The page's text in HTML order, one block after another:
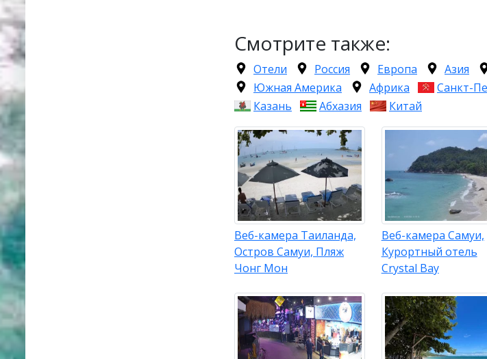
Смотрите также:
Отели Россия Европа Азия
Южная Америка
Африка Санкт-
Казань
Абхазия Китай
Веб-камера Таиланда,
Остров Самуи, Пляж
Чонг Мон
Веб-камера Самуи,
Курортный отель
Crystal Bay